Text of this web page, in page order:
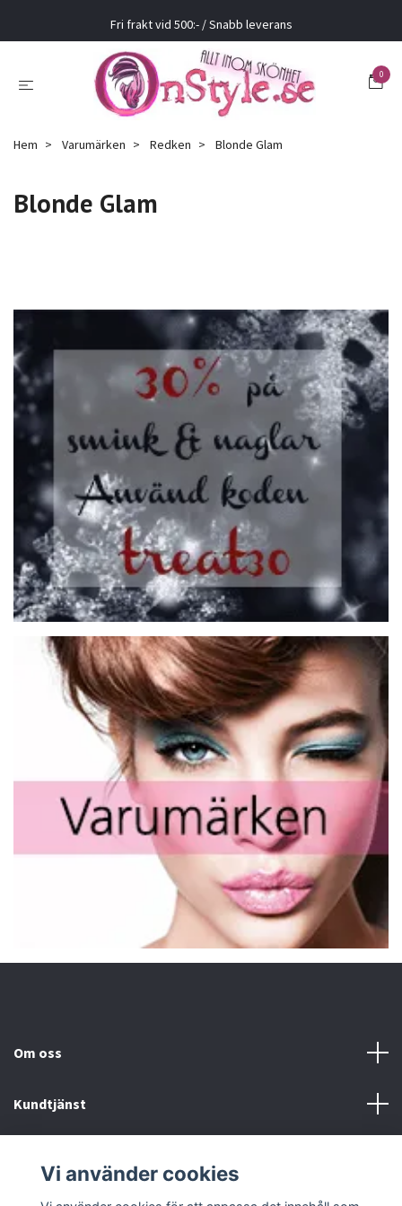
Fri frakt vid 500:- / Snabb leverans
0
Hem Varumärken Redken Blonde Glam
Blonde Glam
Om oss
Kundtjänst
Vi använder cookies